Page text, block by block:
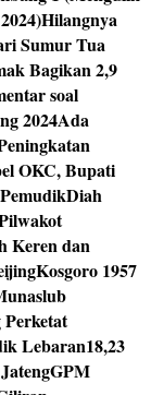
Hilangnya
Sumur Tua
Bagikan 2,9
soal
2024Ada
OKC, Bupati
Diah
Keren dan
Kosgoro 1957
Lebaran18,23
GPM